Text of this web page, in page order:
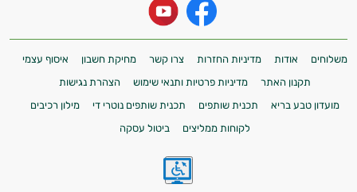
משלוחים אודות מדיניות החזרות צרו קשר מחיקת חשבון
איסוף עצמי
תקנון האתר
מדיניות פרטיות ותנאי שימוש
הצהרת נגישות
מועדון טבע בריא
תכנית שותפים תכנית שותפים נוטרי די
מילון רכיבים
לקוחות ממליצים
ביטול עסקה